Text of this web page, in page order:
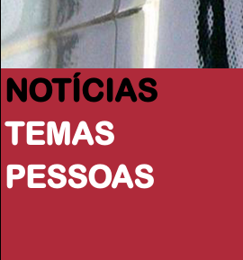
NOTÍCIAS
TEMAS
PESSOAS